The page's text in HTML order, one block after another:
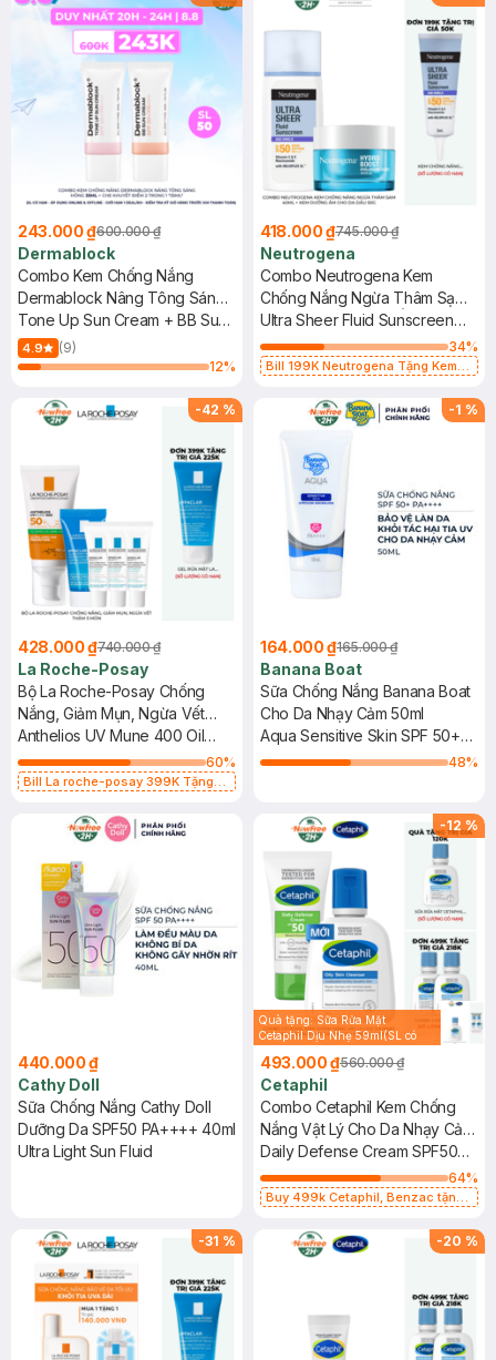
243.000 ₫600.000 ₫
Dermablock
Combo Kem Chống Nắng
Dermablock Nâng Tông Sáng
Hồng 35ml + Che Khuyết Điểm
2 Trong 1 35ml
Tone Up Sun Cream + BB Sun
Cream SPF 50+ PA++++
4.9
(9)
12%
418.000 ₫745.000 ₫
Neutrogena
Combo Neutrogena Kem
Chống Nắng Ngừa Thâm Sạm
40ml + Kem Dưỡng Ẩm Cho Da
Dầu 50g
Ultra Sheer Fluid Sunscreen
Age Shield SPF50 Broad
Spectrum PA+++ + Hydro
34%
Bill 199K Neutrogena Tặng Kem
-42 %
428.000 ₫740.000 ₫
La Roche-Posay
Bộ La Roche-Posay Chống
Nắng, Giảm Mụn, Ngừa Vết
Thâm 5 Món
Anthelios UV Mune 400 Oil
Control Gel-Cream 50ml +
Effaclar Purifying Foaming Gel
60%
Bill La roche-posay 399K Tặng
(SL có hạn)
-1 %
164.000 ₫165.000 ₫
Banana Boat
Sữa Chống Nắng Banana Boat
Cho Da Nhạy Cảm 50ml
Aqua Sensitive Skin SPF 50+
PA++++
48%
440.000 ₫
Cathy Doll
Sữa Chống Nắng Cathy Doll
Dưỡng Da SPF50 PA++++ 40ml
Ultra Light Sun Fluid
-12 %
Quà tặng: Sữa Rửa Mặt
Cetaphil Dịu Nhẹ 59ml(SL có
493.000 ₫560.000 ₫
Cetaphil
Combo Cetaphil Kem Chống
Nắng Vật Lý Cho Da Nhạy Cảm
50g + Sữa Rửa Mặt Cho Da
Dầu Nhạy Cảm 125ml
Daily Defense Cream SPF50
Mineral Sunscreen + Oily Skin
Cleanser
64%
Buy 499k Cetaphil, Benzac tặng
-31 % -20 %